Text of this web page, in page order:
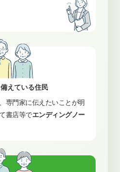
えている住民
専門家に伝えたいことが明
書店等でエンディングノー